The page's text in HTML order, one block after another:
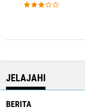
JELAJAHI
BERITA